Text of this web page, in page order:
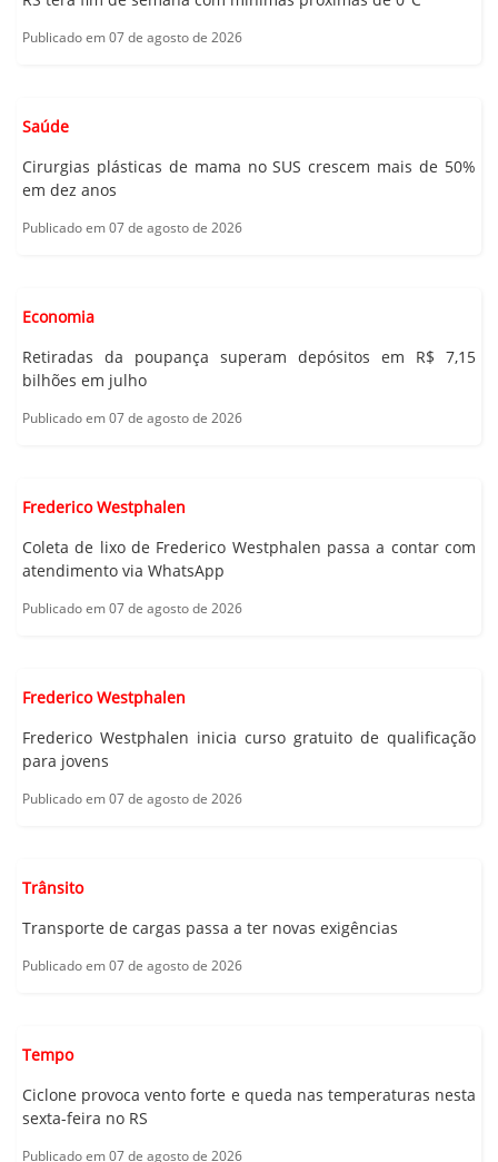
Publicado em 07 de agosto de 2026
Saúde
Cirurgias plásticas de mama no SUS crescem mais de 50%
em dez anos
Publicado em 07 de agosto de 2026
Economia
Retiradas da poupança superam depósitos em R$ 7,15
bilhões em julho
Publicado em 07 de agosto de 2026
Frederico Westphalen
Coleta de lixo de Frederico Westphalen passa a contar com
atendimento via WhatsApp
Publicado em 07 de agosto de 2026
Frederico Westphalen
Frederico Westphalen inicia curso gratuito de qualificação
para jovens
Publicado em 07 de agosto de 2026
Trânsito
Transporte de cargas passa a ter novas exigências
Publicado em 07 de agosto de 2026
Tempo
Ciclone provoca vento forte e queda nas temperaturas nesta
sexta-feira no RS
Publicado em 07 de agosto de 2026